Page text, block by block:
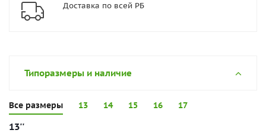
Доставка по всей РБ
Типоразмеры и наличие
Все размеры 13 14 15 16 17
13''